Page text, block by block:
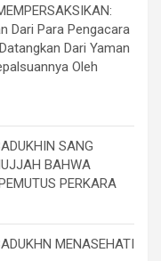
Dari Para Pengacara
Dari Yaman
Oleh
SANG
BAHWA
PERKARA
MENASEHATI